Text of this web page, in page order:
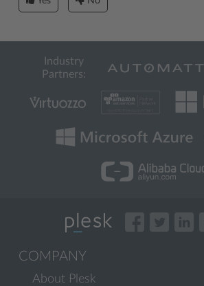
Industry
Partners:
COMPANY
About Plesk